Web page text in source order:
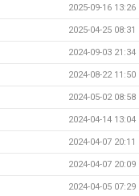
2025-09-16 13:26
2025-04-25 08:31
2024-09-03 21:34
2024-08-22 11:50
2024-05-02 08:58
2024-04-14 13:04
2024-04-07 20:11
2024-04-07 20:09
2024-04-05 07:29